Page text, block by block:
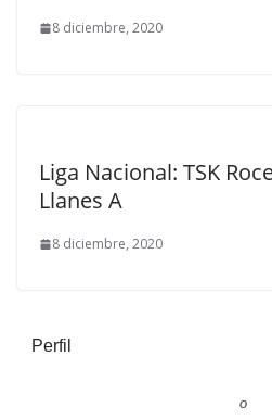
8 diciembre, 2020
Liga Nacional: TSK
Llanes A
8 diciembre, 2020
Perfil
o